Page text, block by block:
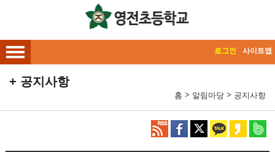
로그인 사이트맵
공지사항
홈 > 알림마당 > 공지사항